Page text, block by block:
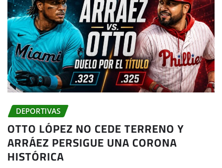
DEPORTIVAS
OTTO LÓPEZ NO CEDE TERRENO Y
ARRÁEZ PERSIGUE UNA CORONA
HISTÓRICA